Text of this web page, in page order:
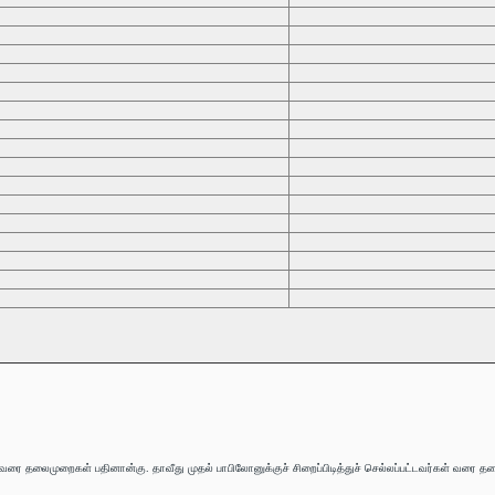
தலைமுறைகள் பதினான்கு. தாவீது முதல் பாபிலோனுக்குச் சிறைப்பிடித்துச் செல்லப்பட்டவர்கள் வரை